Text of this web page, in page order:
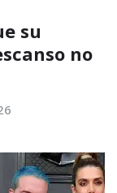
su
no